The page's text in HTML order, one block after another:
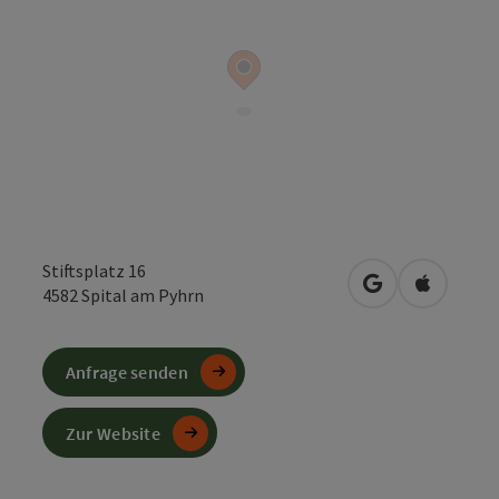
Stiftsplatz 16
4582Spital am Pyhrn in Googlein Apple
Anfrage senden
Zur Website